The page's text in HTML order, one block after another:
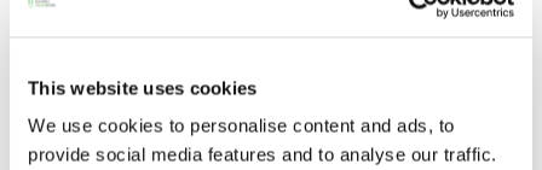
This website uses cookies
We use cookies to personalise content and ads, to
provide social media features and to analyse our traffic.
Yksi parhaista on ”Nyt ei vissiin tarvitse heittää
tapauksessa kannata hidastaa vauhtiaan kiukaan
kohdalla.